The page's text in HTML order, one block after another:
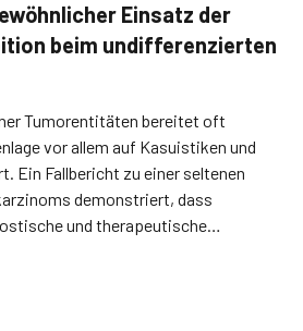
Einsatz der
beim undifferenzierten
Tumorentitäten bereitet oft
vor allem auf Kasuistiken und
Ein Fallbericht zu einer seltenen
demonstriert, dass
und therapeutische